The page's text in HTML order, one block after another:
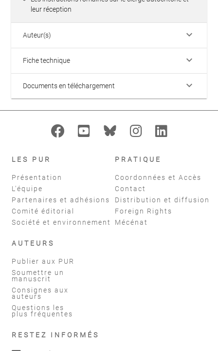
leur réception
Auteur(s) keyboard_arrow_down
Fiche technique keyboard_arrow_down
Documents en téléchargement keyboard_arrow_down
LES PUR
Présentation
L'équipe
Partenaires et adhésions
Comité éditorial
Société et environnement
PRATIQUE
Coordonnées et Accès
Contact
Distribution et diffusion
Foreign Rights
Mécénat
AUTEURS
Publier aux PUR
Soumettre un
manuscrit
Consignes aux
auteurs
Questions les
plus fréquentes
RESTEZ INFORMÉS